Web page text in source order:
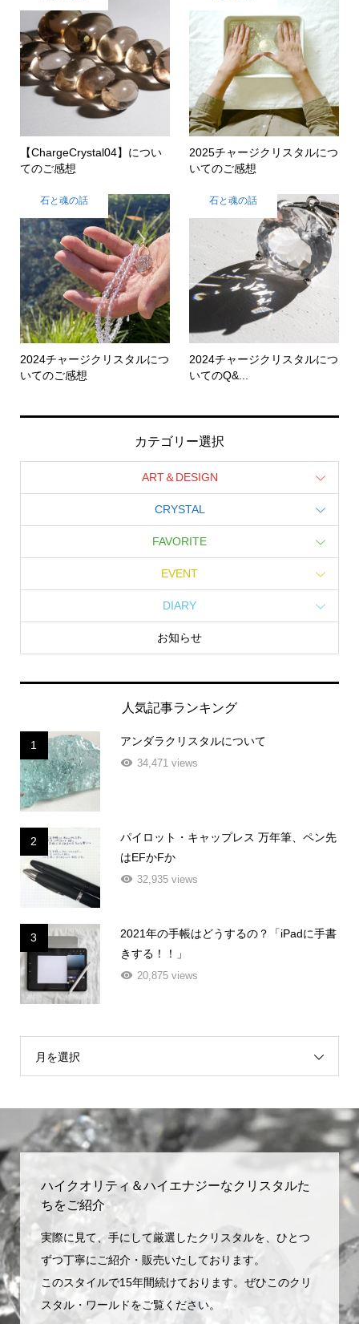
【ChargeCrystal04】につい
てのご感想
2025チャージクリスタルにつ
いてのご感想
石と魂の話
2024チャージクリスタルにつ
いてのご感想
石と魂の話
2024チャージクリスタルにつ
いてのQ&...
カテゴリー選択
ART＆DESIGN
CRYSTAL
FAVORITE
EVENT
DIARY
お知らせ
人気記事ランキング
1 アンダラクリスタルについて
34,471 views
2
パイロット・キャップレス 万年筆、ペン先
はEFかFか
32,935 views
3
2021年の手帳はどうするの？「iPadに手書
きする！！」
20,875 views
月を選択
ハイクオリティ＆ハイエナジーなクリスタルた
ちをご紹介
実際に見て、手にして厳選したクリスタルを、ひとつ
ずつ丁寧にご紹介・販売いたしております。
このスタイルで15年間続けております。ぜひこのクリ
スタル・ワールドをご覧ください。